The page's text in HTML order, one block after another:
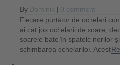
By Dominik | 0 comment
Fiecare purtător de ochelari
ai dat jos ochelarii de soare,
soarele bate în spatele norilor
schimbarea ochelarilor. Acest